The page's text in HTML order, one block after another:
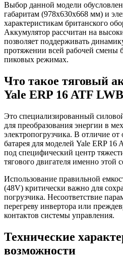
Выбор данной модели
габаритам (978x630x668 мм) и
характеристикам британского
Аккумулятор рассчитан на
позволяет поддерживать
протяжении всей рабочей смены
пиковых режимах.
Что такое тяговый
Yale ERP 16 ATF
Это специализированный
для преобразования энергии в
электропогрузчика. В отличие
батарея для моделей Yale ERP
под специфический центр
тягового двигателя именно этой
Использование правильной
(48V) критически важно для
погрузчика. Несоответствие
перегреву инвертора или
контактов системы управления.
Технические
возможности